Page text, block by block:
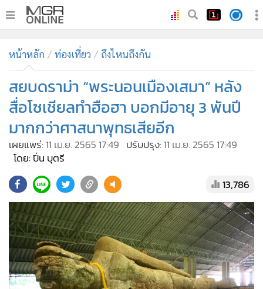
ทันเหตุการณ์
• ภาคใต้
• ภูมิภาค
• บันเทิง
ผู้จัดการรายวัน
• ละคร
• CbizReview
• Cyber BIZ
• ผู้จัดกวน
• Good health & Well-being
• Green Innovation & SD
หน้าหลัก ท่องเที่ยว ถึงไหนถึงกัน
สยบดราม่า “พระนอนเมืองเสมา” หลัง
สื่อโซเชียลทำฮือฮา บอกมีอายุ 3 พันปี
มากกว่าศาสนาพุทธเสียอีก
เผยแพร่: 11 เม.ย. 2565 17:49 ปรับปรุง: 11 เม.ย. 2565 17:49
โดย: ปิ่น บุตรี
13,786